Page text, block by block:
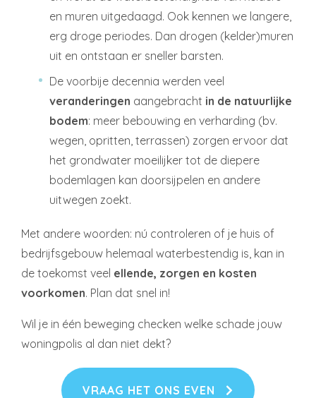
en muren uitgedaagd. Ook kennen we langere,
erg droge periodes. Dan drogen (kelder)muren
uit en ontstaan er sneller barsten.
De voorbije decennia werden veel
veranderingen aangebracht in de natuurlijke
bodem: meer bebouwing en verharding (bv.
wegen, opritten, terrassen) zorgen ervoor dat
het grondwater moeilijker tot de diepere
bodemlagen kan doorsijpelen en andere
uitwegen zoekt.
Met andere woorden: nú controleren of je huis of
bedrijfsgebouw helemaal waterbestendig is, kan in
de toekomst veel ellende, zorgen en kosten
voorkomen. Plan dat snel in!
Wil je in één beweging checken welke schade jouw
woningpolis al dan niet dekt?
VRAAG HET ONS EVEN